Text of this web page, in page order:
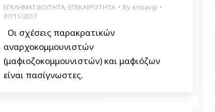
ΕΓΚΛΗΜΑΤΙΚΟΤΗΤΑ, ΕΠΙΚΑΙΡΟΤΗΤΑ Byxrisiavgi
07/11/2017
Οι σχέσεις παρακρατικών
αναρχοκομμουνιστών
(μαφιοζοκομμουνιστών) και μαφιόζων
είναι πασίγνωστες.